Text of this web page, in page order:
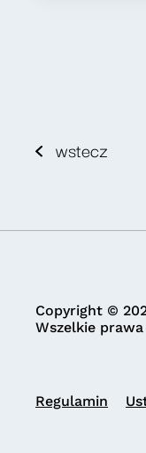
wstecz
Copyright ©
Wszelkie
Regulamin